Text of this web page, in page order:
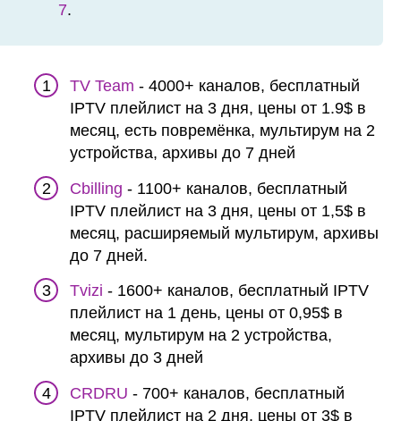
7.
TV Team - 4000+ каналов, бесплатный
IPTV плейлист на 3 дня, цены от 1.9$ в
месяц, есть повремёнка, мультирум на 2
устройства, архивы до 7 дней
Cbilling - 1100+ каналов, бесплатный
IPTV плейлист на 3 дня, цены от 1,5$ в
месяц, расширяемый мультирум, архивы
до 7 дней.
Tvizi - 1600+ каналов, бесплатный IPTV
плейлист на 1 день, цены от 0,95$ в
месяц, мультирум на 2 устройства,
архивы до 3 дней
CRDRU - 700+ каналов, бесплатный
IPTV плейлист на 2 дня, цены от 3$ в